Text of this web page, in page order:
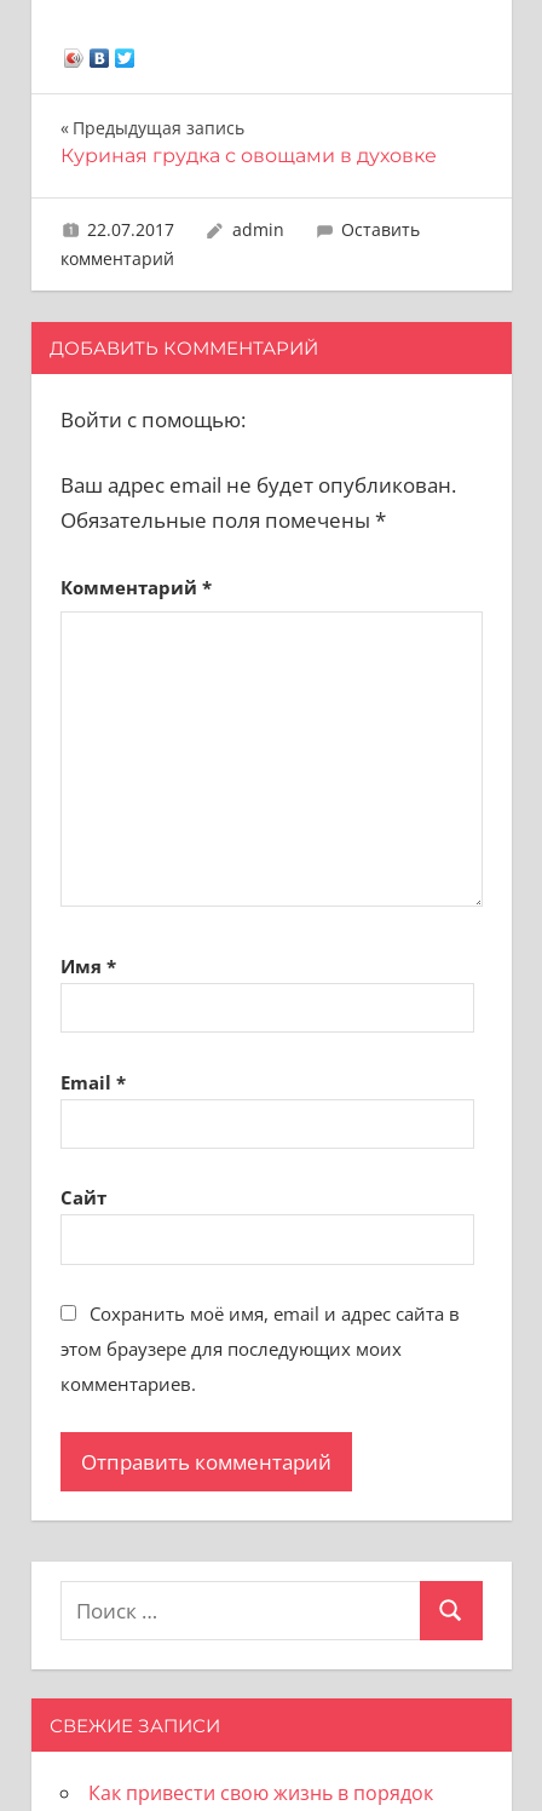
Навигация
записям
Предыдущая запись
Куриная грудка с овощами в духовке
22.07.2017 admin
Оставить
комментарий
ДОБАВИТЬ КОММЕНТАРИЙ
Войти с помощью:
Ваш адрес email не будет опубликован.
Обязательные поля помечены *
Комментарий *
Имя *
Email *
Сайт
Сохранить моё имя, email и адрес сайта в
этом браузере для последующих моих
комментариев.
Поиск
Поиск
СВЕЖИЕ ЗАПИСИ
Как привести свою жизнь в порядок